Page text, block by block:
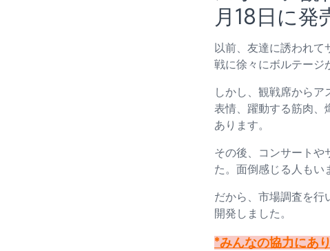
月18日に発
以前、友達に誘われ
戦に徐々にボルテージ
しかし、観戦席からア
表情、躍動する筋肉、
あります。
その後、コンサートや
た。面倒感じる人もい
だから、市場調査を行
開発しました。
*みんなの協力にあ